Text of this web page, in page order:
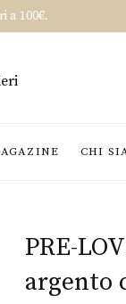
a 100€.
CHI
PRE-
argento